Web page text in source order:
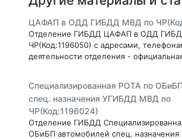
ЦАФАП в ОДД ГИБДД МВД по
Отделение ГИБДД ЦАФАП в ОДД
ЧР(Код:1196050) с адресами,
деятельности отделения -
Специализированная РОТА по
спец. назначения УГИБДД МВД по
ЧР(Код:1196024)
Отделение ГИБДД
ОБиБП автомобилей спец.